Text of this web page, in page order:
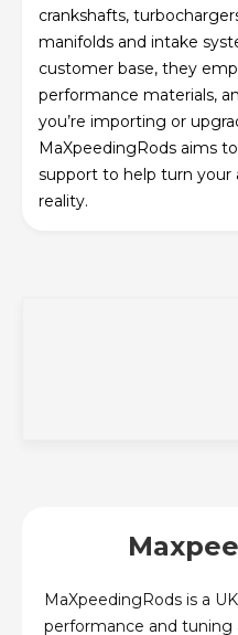
crankshafts,
manifolds and intake
customer base, they
performance materials,
you’re importing or
MaXpeedingRods aims
support to help turn
reality.
MaXpeedingRods is a
performance and tuning